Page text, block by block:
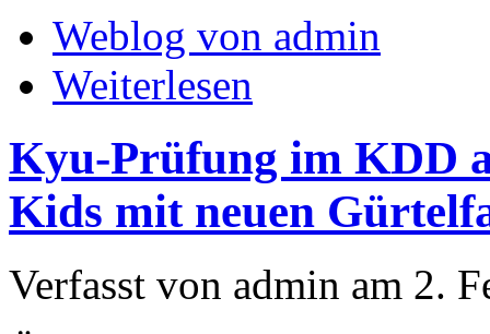
Weblog von admin
Weiterlesen
Kyu-Prüfung im KDD
Kids mit neuen
Verfasst von admin am 2.